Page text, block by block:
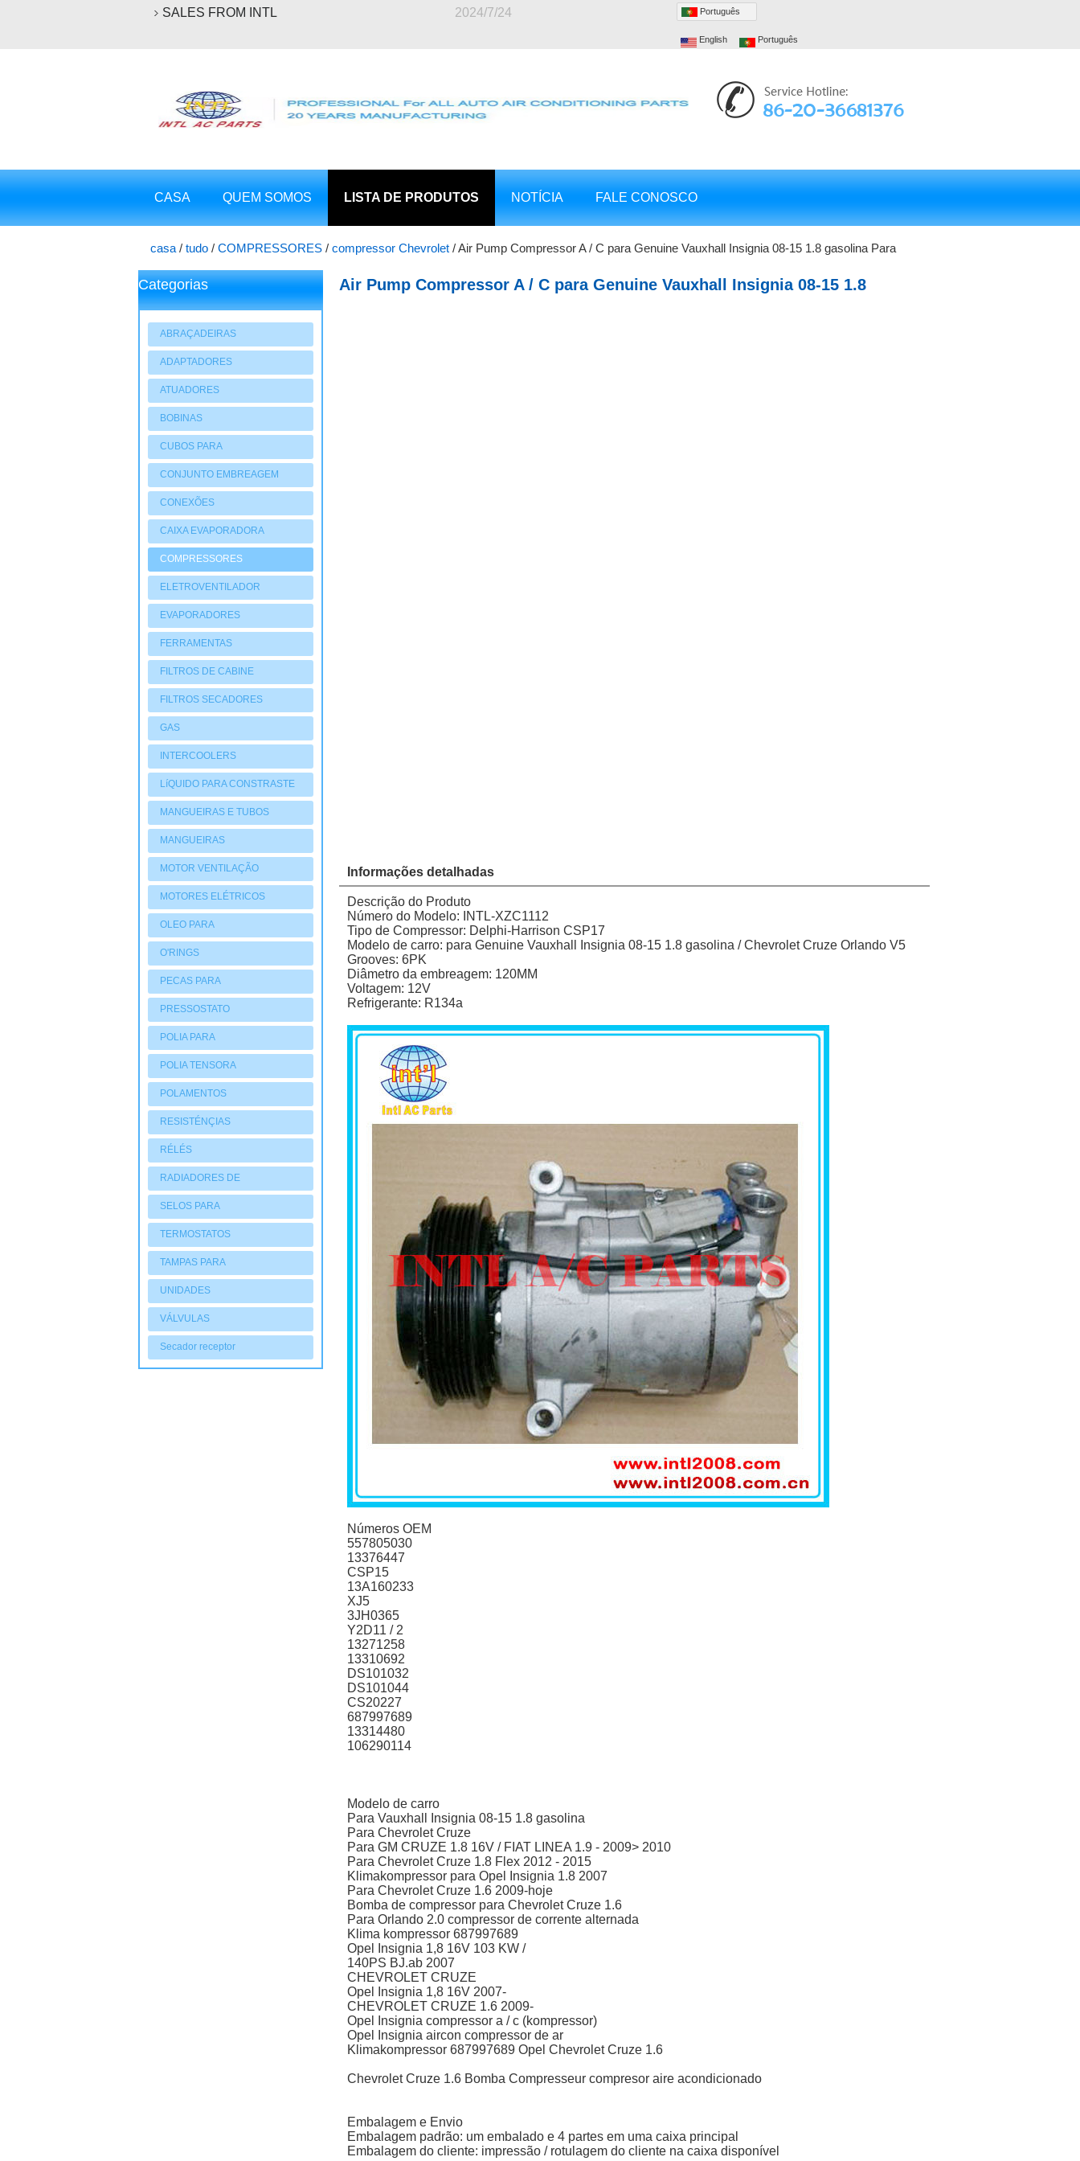
SALES FROM INTL 2024/7/24 Português
English Português
CASA QUEM SOMOS LISTA DE PRODUTOS NOTÍCIA FALE CONOSCO
casa / tudo / COMPRESSORES / compressor Chevrolet /Air Pump Compressor A / C para Genuine Vauxhall Insignia 08-15 1.8 gasolina Para
Chevrolet Cruze Orlando V5 557805030 13271258
Categorias
ABRAÇADEIRAS
ADAPTADORES
ATUADORES
PNEUMATIOCOS
BOBINAS
CUBOS PARA
COMPRESSORES
CONJUNTO EMBREAGEM
CONEXÕES
CAIXA EVAPORADORA
COMPRESSORES
ELETROVENTILADOR
EVAPORADORES
FERRAMENTAS
FILTROS DE CABINE
FILTROS SECADORES
GAS
INTERCOOLERS
LíQUIDO PARA CONSTRASTE
MANGUEIRAS E TUBOS
MANGUEIRAS
MOTOR VENTILAÇÃO
MOTORES ELÉTRICOS
OLEO PARA
COMPRESSORES
O'RINGS
PECAS PARA
COMPRESSORES
PRESSOSTATO
POLIA PARA
COMPRESSORES
POLIA TENSORA
POLAMENTOS
RESISTÉNÇIAS
RÉLÉS
RADIADORES DE
AQUECIMENTO
SELOS PARA
COMPRESSORES
TERMOSTATOS
TAMPAS PARA
COMPRESSORES
UNIDADES
CONDENSADORAS
VÁLVULAS
Secador receptor
Air Pump Compressor A / C para Genuine Vauxhall Insignia 08-15 1.8
Informações detalhadas
Descrição do Produto
Número do Modelo: INTL-XZC1112
Tipo de Compressor: Delphi-Harrison CSP17
Modelo de carro: para Genuine Vauxhall Insignia 08-15 1.8 gasolina / Chevrolet Cruze Orlando V5
Grooves: 6PK
Diâmetro da embreagem: 120MM
Voltagem: 12V
Refrigerante: R134a
Números OEM
557805030
13376447
CSP15
13A160233
XJ5
3JH0365
Y2D11 / 2
13271258
13310692
DS101032
DS101044
CS20227
687997689
13314480
106290114
Modelo de carro
Para Vauxhall Insignia 08-15 1.8 gasolina
Para Chevrolet Cruze
Para GM CRUZE 1.8 16V / FIAT LINEA 1.9 - 2009> 2010
Para Chevrolet Cruze 1.8 Flex 2012 - 2015
Klimakompressor para Opel Insignia 1.8 2007
Para Chevrolet Cruze 1.6 2009-hoje
Bomba de compressor para Chevrolet Cruze 1.6
Para Orlando 2.0 compressor de corrente alternada
Klima kompressor 687997689
Opel Insignia 1,8 16V 103 KW /
140PS BJ.ab 2007
CHEVROLET CRUZE
Opel Insignia 1,8 16V 2007-
CHEVROLET CRUZE 1.6 2009-
Opel Insignia compressor a / c (kompressor)
Opel Insignia aircon compressor de ar
Klimakompressor 687997689 Opel Chevrolet Cruze 1.6
Chevrolet Cruze 1.6 Bomba Compresseur compresor aire acondicionado
Embalagem e Envio
Embalagem padrão: um embalado e 4 partes em uma caixa principal
Embalagem do cliente: impressão / rotulagem do cliente na caixa disponível